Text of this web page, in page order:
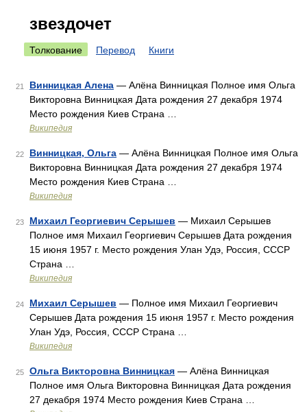
звездочет
Толкование Перевод Книги
21 Винницкая Алена — Алёна Винницкая Полное имя Ольга
Викторовна Винницкая Дата рождения 27 декабря 1974
Место рождения Киев Страна …
Википедия
22 Винницкая, Ольга — Алёна Винницкая Полное имя Ольга
Викторовна Винницкая Дата рождения 27 декабря 1974
Место рождения Киев Страна …
Википедия
23 Михаил Георгиевич Серышев — Михаил Серышев
Полное имя Михаил Георгиевич Серышев Дата рождения
15 июня 1957 г. Место рождения Улан Удэ, Россия, СССР
Страна …
Википедия
24 Михаил Серышев — Полное имя Михаил Георгиевич
Серышев Дата рождения 15 июня 1957 г. Место рождения
Улан Удэ, Россия, СССР Страна …
Википедия
25 Ольга Викторовна Винницкая — Алёна Винницкая
Полное имя Ольга Викторовна Винницкая Дата рождения
27 декабря 1974 Место рождения Киев Страна …